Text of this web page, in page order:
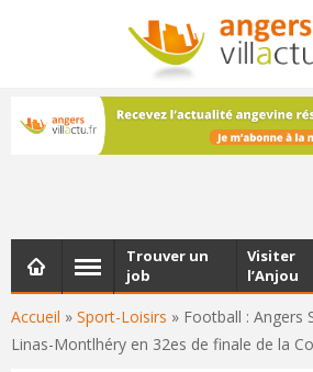
Les dernières actualités d'Angers,
votre boîte e-mail
Accueil » Sport-Loisirs » Football : Angers
Linas-Montlhéry en 32es de finale de la
Trouver un
job
Visiter
l’Anjou